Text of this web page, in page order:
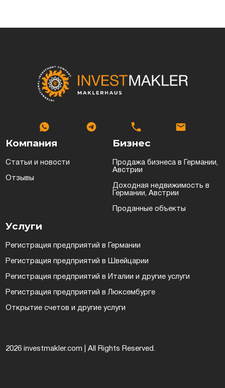
Компания
Статьи и новости
Отзывы
Бизнес
Продажа бизнеса в Германии,
Австрии
Доходная недвижимость в
Германии, Австрии
Проданные объекты
Услуги
Регистрация предприятий в Германии
Регистрация предприятий в Швейцарии
Регистрация предприятий в Италии и другие услуги
Регистрация предприятий в Люксембурге
Открытие счетов и другие услуги
2026 investmakler.com | All Rights Reserved.